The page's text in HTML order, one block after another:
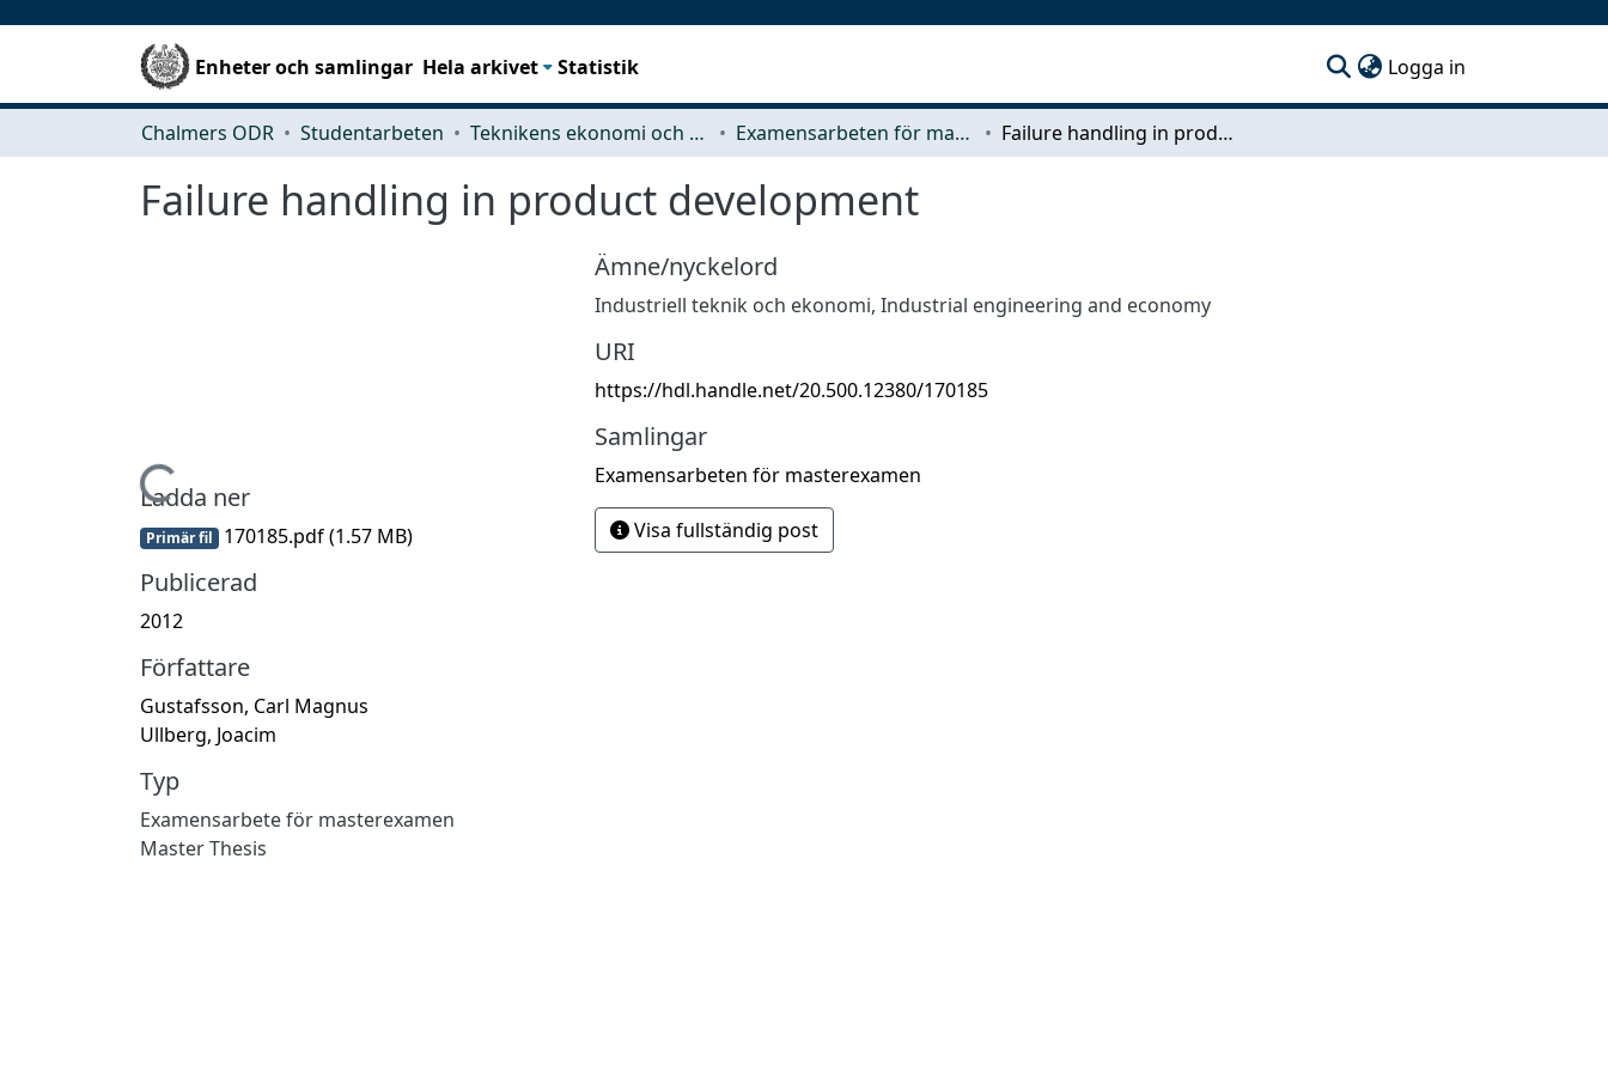
Enheter och samlingar Hela arkivet Statistik Logga in
Chalmers ODR Studentarbeten Teknikens ekonomi och organisation Examensarbeten för masterexamen Failure handling in product development
Failure handling in product development
Hämtar...
Ladda ner
Primär fil 170185.pdf(1.57 MB)
Publicerad
2012
Författare
Gustafsson, Carl Magnus
Ullberg, Joacim
Typ
Examensarbete för masterexamen
Master Thesis
Ämne/nyckelord
Industriell teknik och ekonomi, Industrial engineering and economy
URI
https://hdl.handle.net/20.500.12380/170185
Samlingar
Examensarbeten för masterexamen
Visa fullständig post